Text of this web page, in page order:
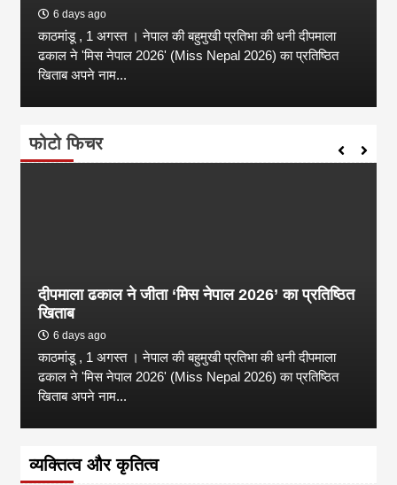
6 days ago
काठमांडू , 1 अगस्त । नेपाल की बहुमुखी प्रतिभा की धनी दीपमाला
ढकाल ने 'मिस नेपाल 2026' (Miss Nepal 2026) का प्रतिष्ठित
खिताब अपने नाम...
फोटो फिचर
दीपमाला ढकाल ने जीता ‘मिस नेपाल 2026’ का प्रतिष्ठित
खिताब
6 days ago
काठमांडू , 1 अगस्त । नेपाल की बहुमुखी प्रतिभा की धनी दीपमाला
ढकाल ने 'मिस नेपाल 2026' (Miss Nepal 2026) का प्रतिष्ठित
खिताब अपने नाम...
व्यक्तित्व और कृतित्व